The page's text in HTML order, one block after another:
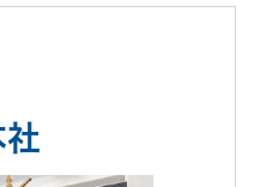
トー。 あとから請求は時間延長
なプランを、オーダーメイドで
！